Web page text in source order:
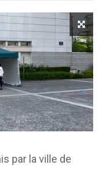
par la ville de